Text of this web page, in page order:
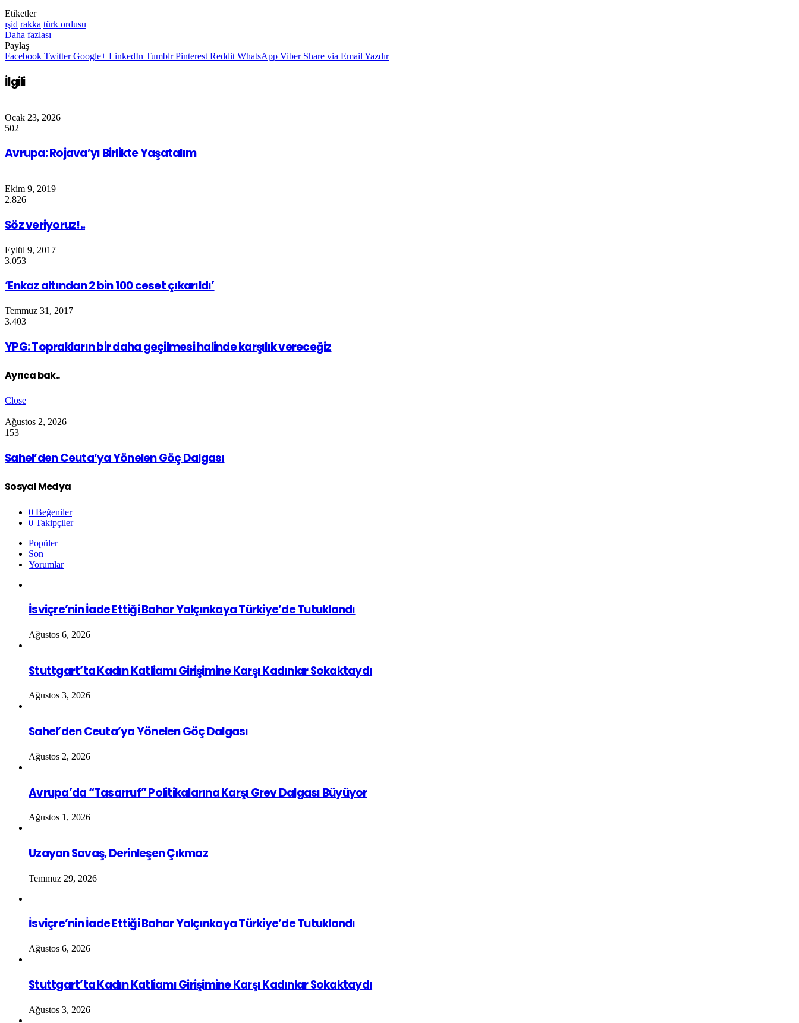
Etiketler
ışid rakka türk ordusu
Daha fazlası
Paylaş
Facebook Twitter Google+ LinkedIn Tumblr Pinterest Reddit WhatsApp Viber Share via Email Yazdır
İlgili
Ocak 23, 2026
502
Avrupa: Rojava’yı Birlikte Yaşatalım
Ekim 9, 2019
2.826
Söz veriyoruz!..
Eylül 9, 2017
3.053
‘Enkaz altından 2 bin 100 ceset çıkarıldı’
Temmuz 31, 2017
3.403
YPG: Toprakların bir daha geçilmesi halinde karşılık vereceğiz
Ayrıca bak..
Close
Ağustos 2, 2026
153
Sahel’den Ceuta’ya Yönelen Göç Dalgası
Sosyal Medya
0 Beğeniler
0 Takipçiler
Popüler
Son
Yorumlar
İsviçre’nin İade Ettiği Bahar Yalçınkaya Türkiye’de Tutuklandı
Ağustos 6, 2026
Stuttgart’ta Kadın Katliamı Girişimine Karşı Kadınlar Sokaktaydı
Ağustos 3, 2026
Sahel’den Ceuta’ya Yönelen Göç Dalgası
Ağustos 2, 2026
Avrupa’da “Tasarruf” Politikalarına Karşı Grev Dalgası Büyüyor
Ağustos 1, 2026
Uzayan Savaş, Derinleşen Çıkmaz
Temmuz 29, 2026
İsviçre’nin İade Ettiği Bahar Yalçınkaya Türkiye’de Tutuklandı
Ağustos 6, 2026
Stuttgart’ta Kadın Katliamı Girişimine Karşı Kadınlar Sokaktaydı
Ağustos 3, 2026